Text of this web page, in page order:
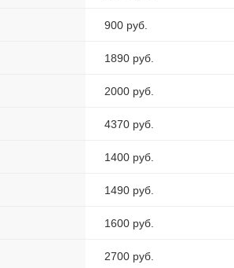
900 руб.
1890 руб.
2000 руб.
4370 руб.
1400 руб.
1490 руб.
1600 руб.
2700 руб.